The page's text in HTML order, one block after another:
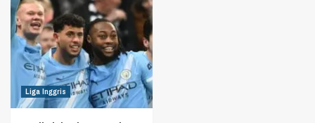
Liga Inggris